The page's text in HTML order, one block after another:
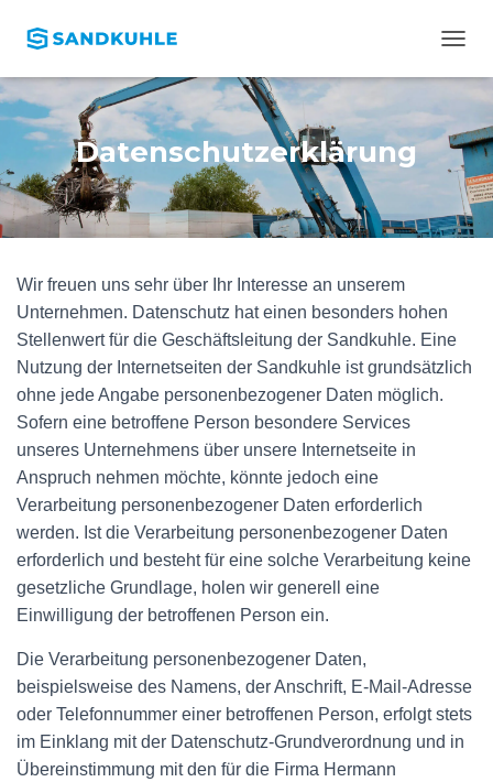
A
G
T
O
H
A
Datenschutzerklärung
Wir freuen uns sehr über Ihr Interesse an unserem
Unternehmen. Datenschutz hat einen besonders hohen
Stellenwert für die Geschäftsleitung der Sandkuhle. Eine
Nutzung der Internetseiten der Sandkuhle ist grundsätzlich
ohne jede Angabe personenbezogener Daten möglich.
Sofern eine betroffene Person besondere Services
unseres Unternehmens über unsere Internetseite in
Anspruch nehmen möchte, könnte jedoch eine
Verarbeitung personenbezogener Daten erforderlich
werden. Ist die Verarbeitung personenbezogener Daten
erforderlich und besteht für eine solche Verarbeitung keine
gesetzliche Grundlage, holen wir generell eine
Einwilligung der betroffenen Person ein.
Die Verarbeitung personenbezogener Daten,
beispielsweise des Namens, der Anschrift, E-Mail-Adresse
oder Telefonnummer einer betroffenen Person, erfolgt stets
im Einklang mit der Datenschutz-Grundverordnung und in
Übereinstimmung mit den für die Firma Hermann